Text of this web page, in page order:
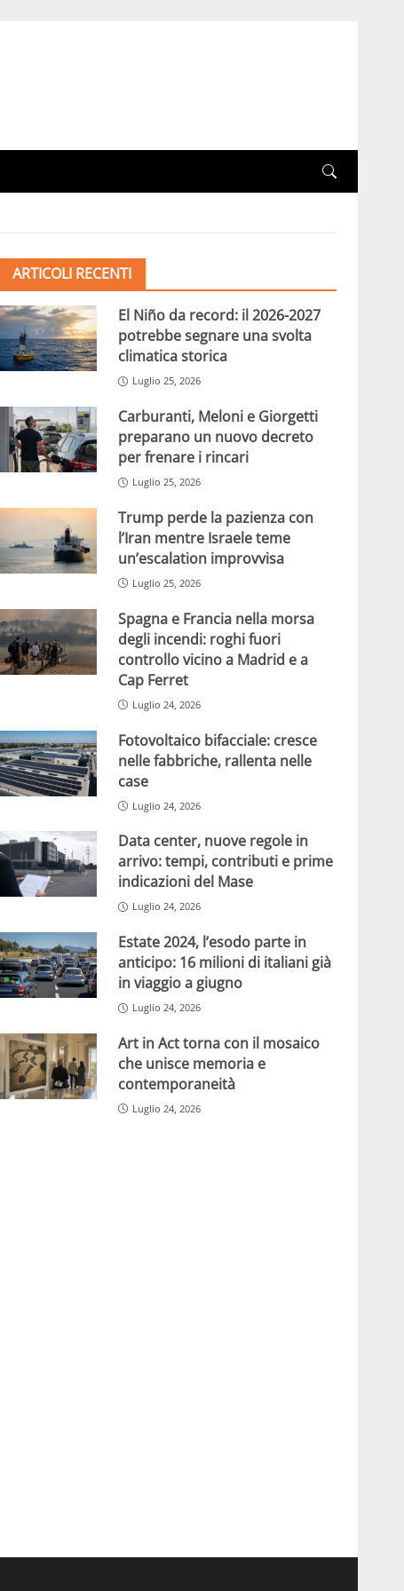
ARTICOLI RECENTI
El Niño da record: il 2026-2027
potrebbe segnare una svolta
climatica storica
Luglio 25, 2026
Carburanti, Meloni e Giorgetti
preparano un nuovo decreto
per frenare i rincari
Luglio 25, 2026
Trump perde la pazienza con
l’Iran mentre Israele teme
un’escalation improvvisa
Luglio 25, 2026
Spagna e Francia nella morsa
degli incendi: roghi fuori
controllo vicino a Madrid e a
Cap Ferret
Luglio 24, 2026
Fotovoltaico bifacciale: cresce
nelle fabbriche, rallenta nelle
case
Luglio 24, 2026
Data center, nuove regole in
arrivo: tempi, contributi e prime
indicazioni del Mase
Luglio 24, 2026
Estate 2024, l’esodo parte in
anticipo: 16 milioni di italiani già
in viaggio a giugno
Luglio 24, 2026
Art in Act torna con il mosaico
che unisce memoria e
contemporaneità
Luglio 24, 2026